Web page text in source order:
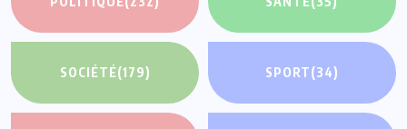
SOCIÉTÉ(179) SPORT(34)